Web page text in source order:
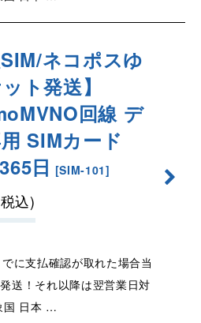
SIM/ネコポスゆ
ト発送】
回線 デ
SIMカード
日 [SIM-101]
込)
に支払確認が取れた場合当
送！それ以降は翌営業日対
国 日本 …